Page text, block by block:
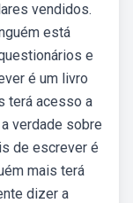
vendidos.
está
e
é um livro
terá acesso a
verdade sobre
de escrever é
mais terá
dizer a